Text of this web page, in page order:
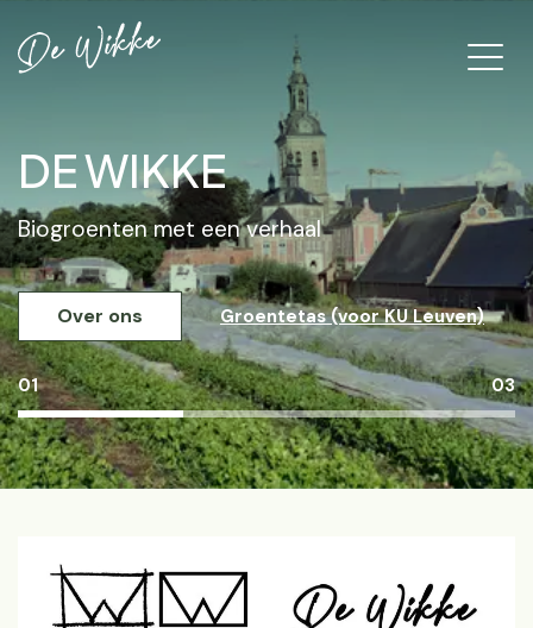
DE WIKKE
Biogroenten met een verhaal
Over ons Groentetas (voor KU Leuven)
01 03